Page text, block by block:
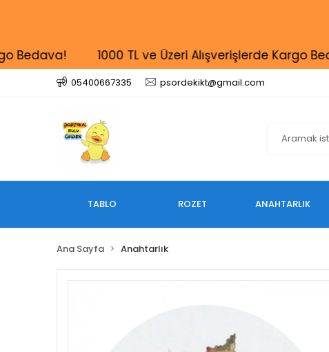
1000 TL ve Üzeri Alışverişlerde Kargo Bedava!
05400667335 psordekikt@gmail.com
TABLO ROZET ANAHTARLIK
Ana Sayfa Anahtarlık